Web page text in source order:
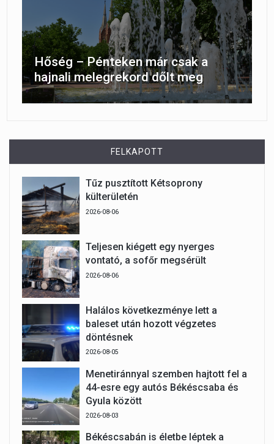
Hőség – Pénteken már csak a
hajnali melegrekord dőlt meg
FELKAPOTT
Tűz pusztított Kétsoprony
külterületén
2026-08-06
Teljesen kiégett egy nyerges
vontató, a sofőr megsérült
2026-08-06
Halálos következménye lett a
baleset után hozott végzetes
döntésnek
2026-08-05
Menetiránnyal szemben hajtott fel a
44-esre egy autós Békéscsaba és
Gyula között
2026-08-03
Békéscsabán is életbe léptek a